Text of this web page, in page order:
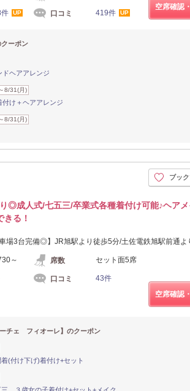
UP 口コミ 419件 UP
空席確認
ーポン
ドヘアアレンジ
8/31(月)
付け＋ヘアアレンジ
8/31(月)
ブッ
り◎成人式/七五三/卒業式各種着付け可能♪ヘア
る！
車場3台完備◎】JR旭駅より徒歩5分/土佐電鉄旭駅前通よ
～ 席数 セット面5席
口コミ 43件
空席確認
チェ フィオーレ】のクーポン
(付け下げ)着付け+セット